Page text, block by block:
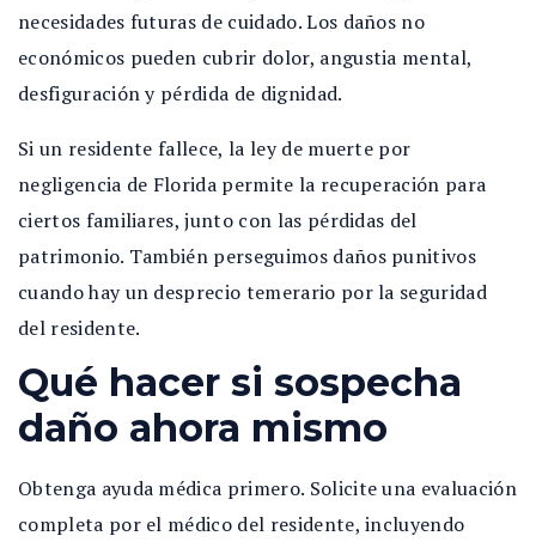
necesidades futuras de cuidado. Los daños no
económicos pueden cubrir dolor, angustia mental,
desfiguración y pérdida de dignidad.
Si un residente fallece, la ley de muerte por
negligencia de Florida permite la recuperación para
ciertos familiares, junto con las pérdidas del
patrimonio. También perseguimos daños punitivos
cuando hay un desprecio temerario por la seguridad
del residente.
Qué hacer si sospecha
daño ahora mismo
Obtenga ayuda médica primero. Solicite una evaluación
completa por el médico del residente, incluyendo